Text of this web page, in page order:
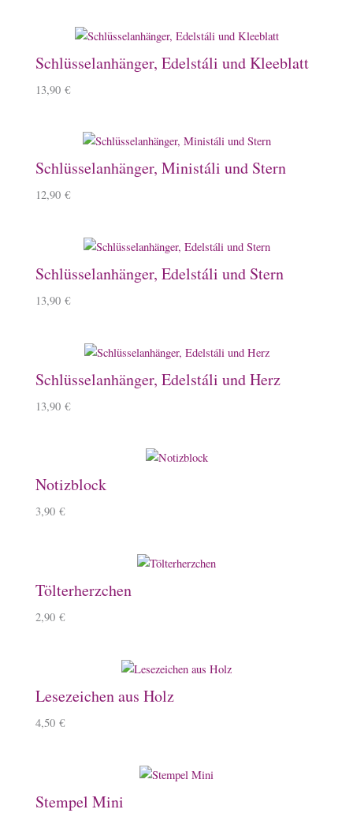
Schlüsselanhänger, Edelstáli und Kleeblatt
13,90 €
Schlüsselanhänger, Ministáli und Stern
12,90 €
Schlüsselanhänger, Edelstáli und Stern
13,90 €
Schlüsselanhänger, Edelstáli und Herz
13,90 €
Notizblock
3,90 €
Tölterherzchen
2,90 €
Lesezeichen aus Holz
4,50 €
Stempel Mini